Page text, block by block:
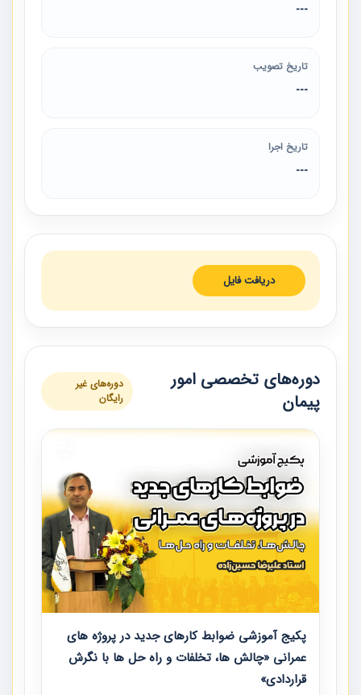
---
تاریخ تصویب
---
تاریخ اجرا
---
دریافت فایل
دوره‌های تخصصی امور
پیمان
دوره‌های غیر
رایگان
پکیج آموزشی ضوابط کارهای جدید در پروژه های
عمرانی «چالش ها، تخلفات و راه حل ها با نگرش
قراردادی»